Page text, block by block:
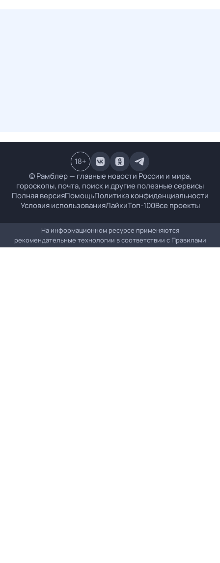
© Рамблер — главные новости России и мира,
гороскопы, почта, поиск и другие полезные сервисы
Полная версияПомощьПолитика конфиденциальности
Условия использованияЛайкиТоп-100Все проекты
18+
На информационном ресурсе применяются
рекомендательные технологии в соответствии с Правилами